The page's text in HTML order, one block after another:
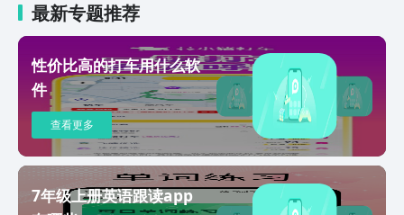
性格鲜明、能说会道，就连路边的一草一木或许都隐藏着
惊喜。游戏玩法丰富多样，除基础挂机打怪外，还可挑战
副本，在惊险场景中探寻宝藏；能参与斗技，与其他玩家
一较高下；还能收集资源，解锁隐藏彩蛋剧情哦！虽是复
古像素风格，但是画面十分精致，斜45°视角巧妙致敬
2.5D经典，情怀感满满！刀光剑影交织，特效华丽绚烂，
每一帧都充满中二热血气息。所以这款游戏虽然玩起来简
单，但是制作上和设定上一点不简单哦，角色的动态立绘
更是精美。游戏的策略性也很强，英雄的搭配没有任何限
制，前排与后排的站位安排都能产生出其不意的效果，想
要打出高爆发连招，需巧用策略才行。每次对阵容进行微
最新专题推荐
性价比高的打车用什么软
件
查看更多
7年级上册英语跟读app